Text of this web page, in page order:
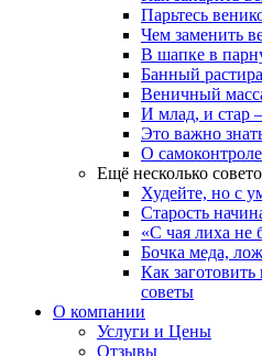
Парьтесь
Чем заменить
В шапке в
Банный
Веничный
И млад, и стар
Это важно
О самоконтроле
Ещё несколько
Худейте, но с
Старость
«С чая лиха не
Бочка меда,
Как
советы
О компании
Услуги и Цены
Отзывы